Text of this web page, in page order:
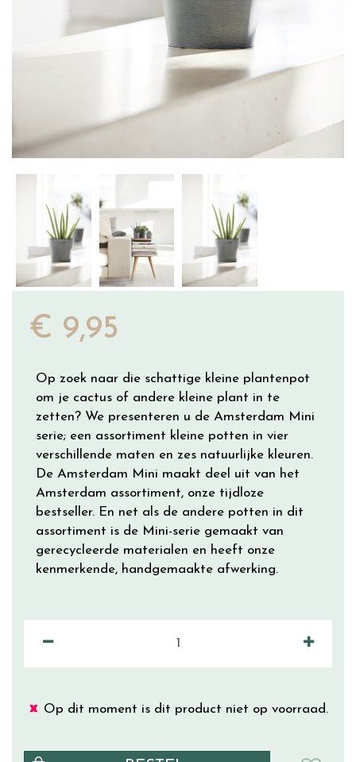
€ 9,95
Op zoek naar die schattige kleine plantenpot
om je cactus of andere kleine plant in te
zetten? We presenteren u de Amsterdam Mini
serie; een assortiment kleine potten in vier
verschillende maten en zes natuurlijke kleuren.
De Amsterdam Mini maakt deel uit van het
Amsterdam assortiment, onze tijdloze
bestseller. En net als de andere potten in dit
assortiment is de Mini-serie gemaakt van
gerecycleerde materialen en heeft onze
kenmerkende, handgemaakte afwerking.
Op dit moment is dit product niet op voorraad.